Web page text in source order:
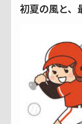
初夏の風と、